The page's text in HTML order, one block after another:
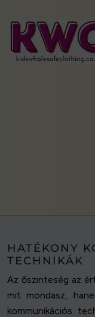
HATÉKONY
TECHNIKÁK
Az őszinteség az
mit mondasz,
kommunikációs